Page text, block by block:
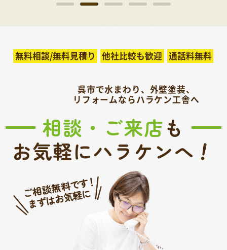
無料相談/無料見積り 他社比較も歓迎 通話料無料
呉市で水まわり、外壁塗装、
リフォームならハラケン工舎へ
相談・ご来店も
お気軽にハラケンへ！